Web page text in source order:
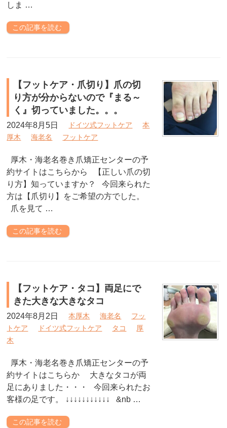
しま …
この記事を読む
【フットケア・爪切り】爪の切
り方が分からないので『まる～
く』切っていました。。。
2024年8月5日 ドイツ式フットケア
本
厚木
海老名 フットケア
厚木・海老名巻き爪矯正センターの予
約サイトはこちらから 【正しい爪の切
り方】知っていますか？ 今回来られた
方は【爪切り】をご希望の方でした。
爪を見て …
この記事を読む
【フットケア・タコ】両足にで
きた大きな大きなタコ
2024年8月2日 本厚木 海老名
フッ
トケア
ドイツ式フットケア タコ
厚
木
厚木・海老名巻き爪矯正センターの予
約サイトはこちらか 大きなタコが両
足にありました・・・ 今回来られたお
客様の足です。 ↓↓↓↓↓↓↓↓↓↓↓ &nb …
この記事を読む